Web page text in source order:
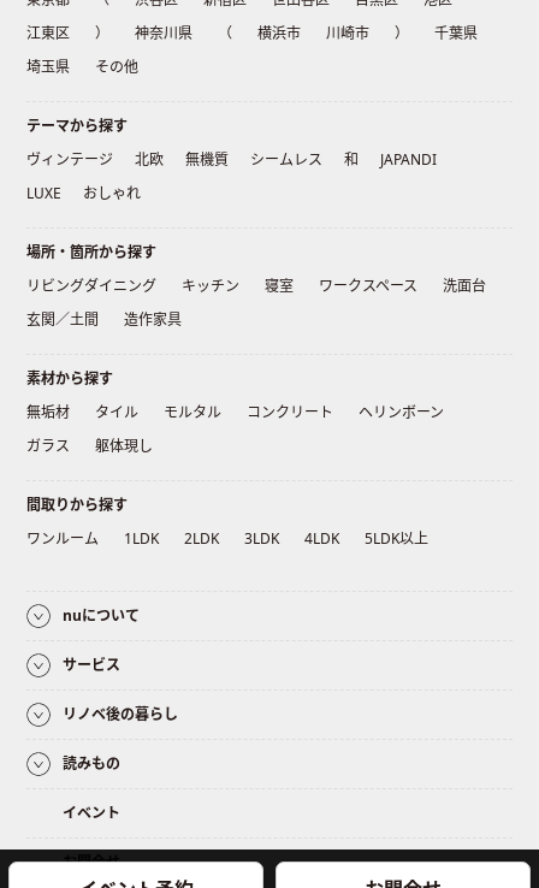
江東区
） 神奈川県 （ 横浜市 川崎市 ）
千葉県
埼玉県
その他
テーマから探す
ヴィンテージ
北欧 無機質 シームレス 和
JAPANDI
LUXE
おしゃれ
場所・箇所から探す
リビングダイニング
キッチン 寝室 ワークスペース
洗面台
玄関／土間
造作家具
素材から探す
無垢材
タイル モルタル コンクリート
ヘリンボーン
ガラス
躯体現し
間取りから探す
ワンルーム
1LDK 2LDK 3LDK 4LDK 5LDK以上
nuについて
サービス
リノベ後の暮らし
読みもの
イベント
お問合せ